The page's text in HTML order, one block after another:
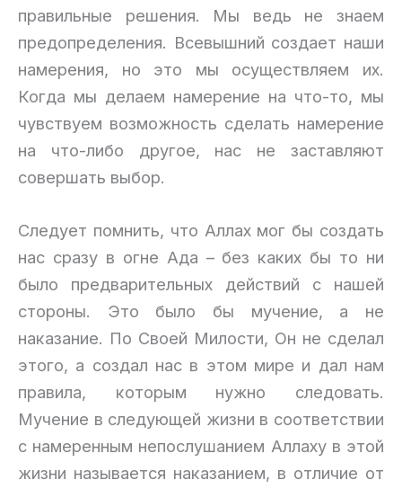
правильные решения. Мы ведь не знаем
предопределения. Всевышний создает наши
намерения, но это мы осуществляем их.
Когда мы делаем намерение на что-то, мы
чувствуем возможность сделать намерение
на что-либо другое, нас не заставляют
совершать выбор.
Следует помнить, что Аллах мог бы создать
нас сразу в огне Ада – без каких бы то ни
было предварительных действий с нашей
стороны. Это было бы мучение, а не
наказание. По Своей Милости, Он не сделал
этого, а создал нас в этом мире и дал нам
правила, которым нужно следовать.
Мучение в следующей жизни в соответствии
с намеренным непослушанием Аллаху в этой
жизни называется наказанием, в отличие от